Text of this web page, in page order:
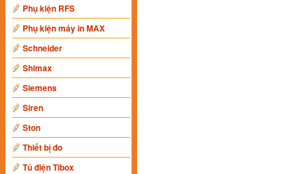
Phụ kiện RFS
Phụ kiện máy in MAX
Schneider
Shimax
Siemens
Siren
Ston
Thiết bị đo
Tủ điện Tibox